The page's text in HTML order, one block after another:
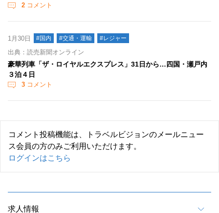
2 コメント
1月30日 #国内 #交通・運輸 #レジャー
出典：読売新聞オンライン
豪華列車「ザ・ロイヤルエクスプレス」31日から…四国・瀬戸内
３泊４日
3 コメント
コメント投稿機能は、トラベルビジョンのメールニュー
ス会員の方のみご利用いただけます。
ログインはこちら
求人情報